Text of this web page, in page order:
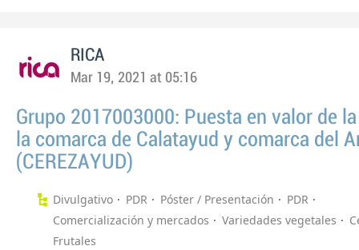
RICA
Mar 19, 2021 at 05:16
Grupo 2017003000: Puesta en valor de
la comarca de Calatayud y comarca del
(CEREZAYUD)
Divulgativo PDR Póster / Presentación
PDR
Comercialización y mercados
Variedades vegetales
Frutales